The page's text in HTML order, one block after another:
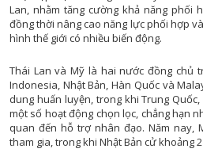
Lan, nhằm tăng cường khả năng phối
đồng thời nâng cao năng lực phối hợp
hình thế giới có nhiều biến động.
Thái Lan và Mỹ là hai nước đồng chủ
Indonesia, Nhật Bản, Hàn Quốc và
dung huấn luyện, trong khi Trung
một số hoạt động chọn lọc, chẳng hạn
quan đến hỗ trợ nhân đạo. Năm nay,
tham gia, trong khi Nhật Bản cử khoảng